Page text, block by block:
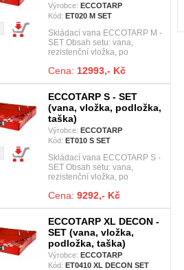
Výrobce: ECCOTARP
Kód: ET020 M SET
Skládací vana ECCOTARP M -
SET Obsah setu: vana,
rezistenční vložka, po
Cena: 12993,- Kč
ECCOTARP S - SET
(vana, vložka, podložka,
taška)
Výrobce: ECCOTARP
Kód: ET010 S SET
Skládací vana ECCOTARP S -
SET Obsah setu: vana,
rezistenční vložka, po
Cena: 9292,- Kč
ECCOTARP XL DECON -
SET (vana, vložka,
podložka, taška)
Výrobce: ECCOTARP
Kód: ET0410 XL DECON SET